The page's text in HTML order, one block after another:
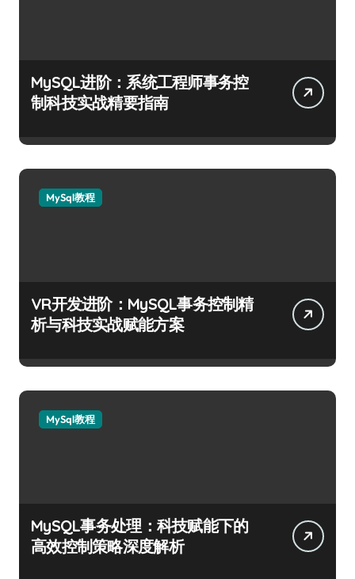
MySQL进阶：系统工程师事务控
制科技实战精要指南
MySql教程
VR开发进阶：MySQL事务控制精
析与科技实战赋能方案
MySql教程
MySQL事务处理：科技赋能下的
高效控制策略深度解析